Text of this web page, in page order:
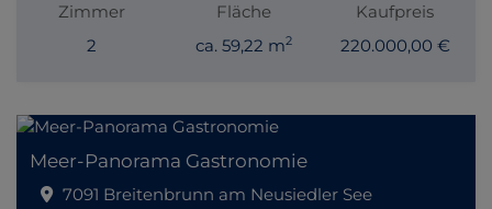
Zimmer
2
Fläche
ca. 59,22 m2
Kaufpreis
220.000,00 €
Meer-Panorama Gastronomie
7091 Breitenbrunn am Neusiedler See